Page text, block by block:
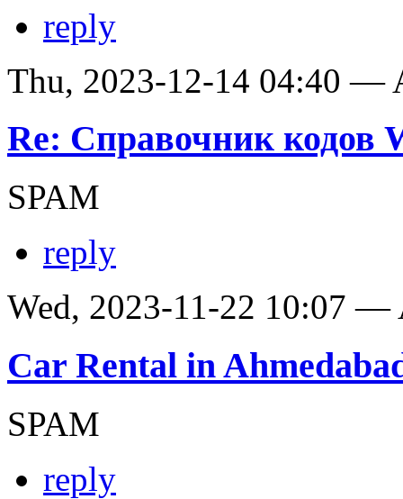
reply
Thu, 2023-12-14 04:40 —
Re: Справочник кодов
SPAM
reply
Wed, 2023-11-22 10:07 —
Car Rental in
SPAM
reply